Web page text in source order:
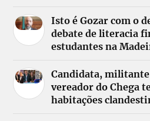
Isto é Gozar com o
debate de literacia
estudantes na
Candidata,
vereador do Chega
habitações